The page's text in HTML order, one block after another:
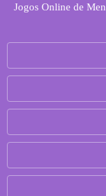
Jogos Online de